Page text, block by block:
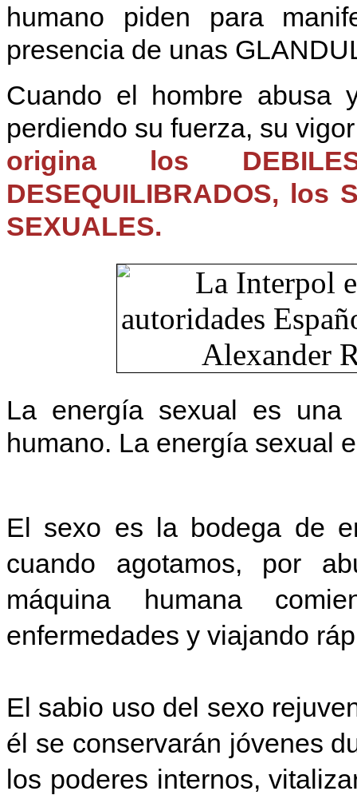
humano piden para
presencia de unas
Cuando el hombre abusa
perdiendo su fuerza, su
origina los
DESEQUILIBRADOS, los
SEXUALES.
La energía sexual es una
humano. La energía sexual
El sexo es la bodega de
cuando agotamos, por
máquina humana
enfermedades y viajando
El sabio uso del sexo
él se conservarán jóvenes
los poderes internos,